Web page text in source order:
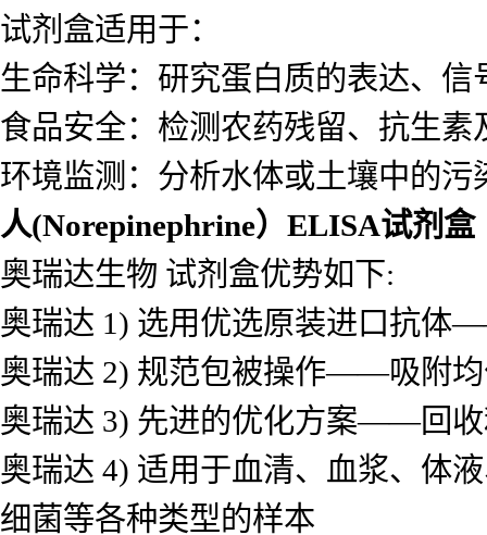
试剂盒适用于：
生命科学：研究蛋白质的表达、信
食品安全：检测农药残留、抗生素
环境监测：分析水体或土壤中的
人(Norepinephrine）ELISA试剂盒
奥瑞达生物 试剂盒优势如下:
奥瑞达 1) 选用优选原装进口抗
奥瑞达 2) 规范包被操作——吸附
奥瑞达 3) 先进的优化方案——回
奥瑞达 4) 适用于血清、血浆、体
细菌等各种类型的样本